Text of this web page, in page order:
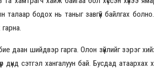
бодох нь таныг завгүй байлгах
даан шийдвэр гарга. Олон зүйлийг зэрэг
дүнд сэтгэл хангалуун бай. Бусдад атаархах